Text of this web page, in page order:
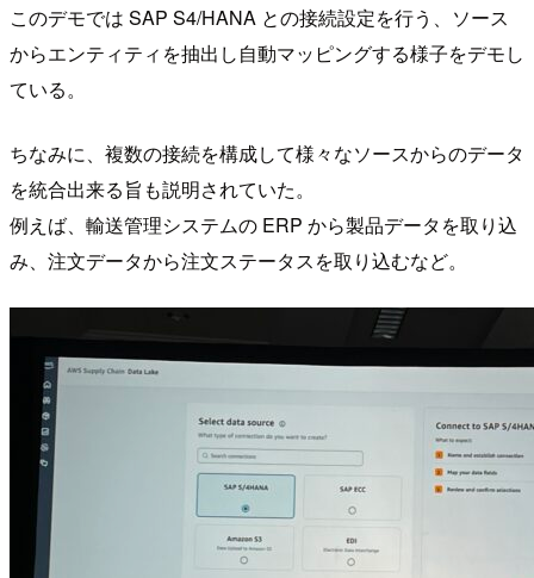
このデモでは SAP S4/HANA との接続設定を行う、ソース
からエンティティを抽出し自動マッピングする様子をデモし
ている。
ちなみに、複数の接続を構成して様々なソースからのデータ
を統合出来る旨も説明されていた。
例えば、輸送管理システムの ERP から製品データを取り込
み、注文データから注文ステータスを取り込むなど。